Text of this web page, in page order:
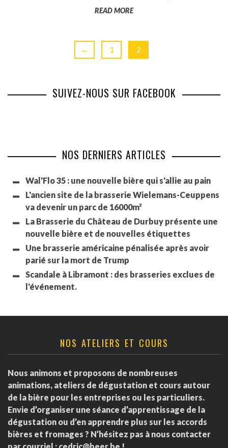
READ MORE
← 1 2
SUIVEZ-NOUS SUR FACEBOOK
NOS DERNIERS ARTICLES
Wal'Flo 35 : une nouvelle bière qui s'allie au pain
L'ancien site de la brasserie Wielemans-Ceuppens
va devenir un parc de 16000m²
La Brasserie du Château de Durbuy présente une
nouvelle bière et de nouvelles étiquettes
Une brasserie américaine pénalisée après avoir
parié sur la mort de Trump
Scandale à Libramont : des brasseries exclues de
l'événement.
NOS ATELIERS ET COURS
Nous animons et proposons de nombreuses
animations, ateliers de dégustation et cours autour
de la bière pour les entreprises ou les particuliers.
Envie d’organiser une séance d’apprentissage de la
dégustation ou d’en apprendre plus sur les accords
bières et fromages ? N’hésitez pas à nous contacter